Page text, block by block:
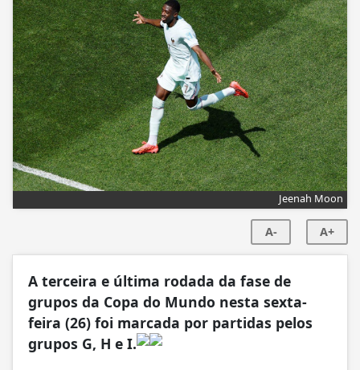
Jeenah Moon
A- A+
A terceira e última rodada da fase de
grupos da Copa do Mundo nesta sexta-
feira (26) foi marcada por partidas pelos
grupos G, H e I.